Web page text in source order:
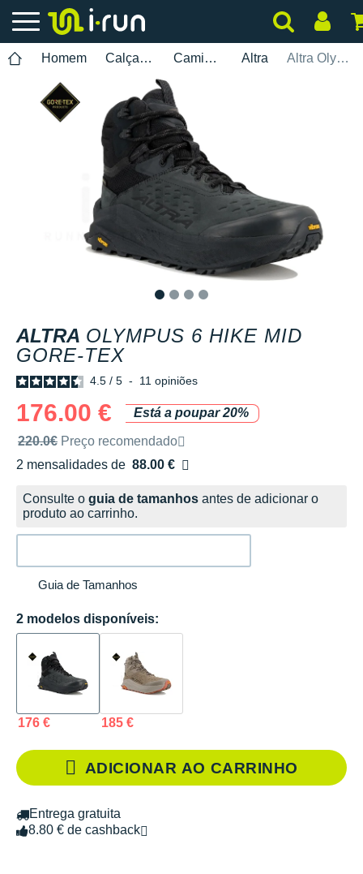
Homem Calçados Caminhada Altra Altra Olympus 6 Hike Mid Gore-Tex
ALTRA OLYMPUS 6 HIKE MID
GORE-TEX
4.5 / 5 - 11 opiniões
176.00 €
Está a poupar 20%
Preço de venda recomendado pela marca
220.0€ Preço recomendado
2 mensalidades de 88.00 €
sem custos
Consulte o guia de tamanhos antes de adicionar o
produto ao carrinho.
Guia de Tamanhos
2 modelos disponíveis:
176 € 185 €
ADICIONAR AO CARRINHO
Entrega gratuita
8.80 € de cashback